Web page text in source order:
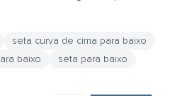
seta curva de cima para baixo
baixo
seta para baixo